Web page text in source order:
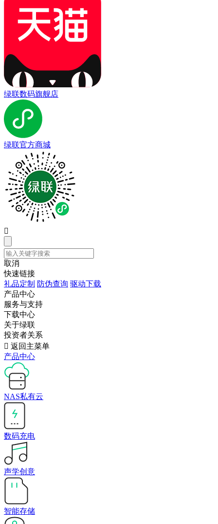
绿联数码旗舰店
绿联官方商城

取消
快速链接
礼品定制 防伪查询 驱动下载
产品中心
服务与支持
下载中心
关于绿联
投资者关系
 返回主菜单
产品中心
NAS私有云
数码充电
声学创意
智能存储